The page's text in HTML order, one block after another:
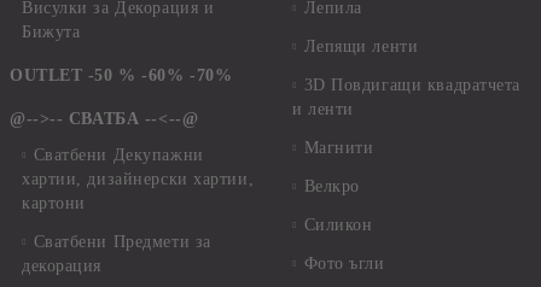
Висулки за Декорация и
Бижута
OUTLET -50 % -60% -70%
@-->-- СВАТБА --<--@
Сватбени Декупажни
хартии, дизайнерски хартии,
картони
Сватбени Предмети за
декорация
Лепила
Лепящи ленти
3D Повдигащи квадратчета
и ленти
Магнити
Велкро
Силикон
Фото ъгли